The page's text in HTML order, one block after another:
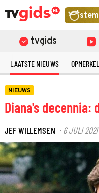
tvgids
LAATSTE NIEUWS
NIEUWS
Diana's decennia:
JEF WILLEMSEN · 6 JULI